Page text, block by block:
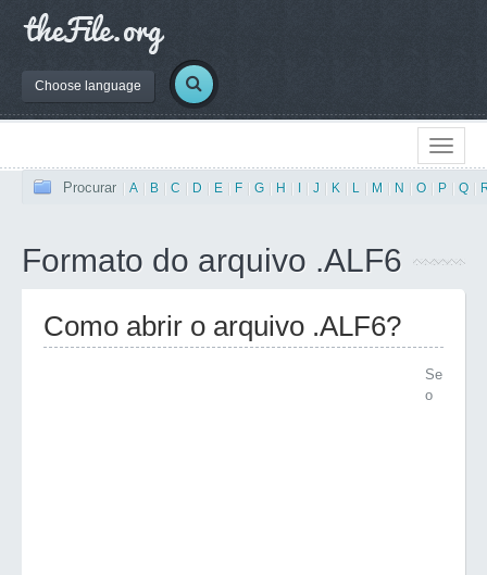
Choose language
Procurar A B C D E F G H J K L M N O P Q
Formato do arquivo .ALF6
Como abrir o arquivo .ALF6?
Se
o